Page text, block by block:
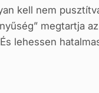
kell nem
megtartja
lehessen